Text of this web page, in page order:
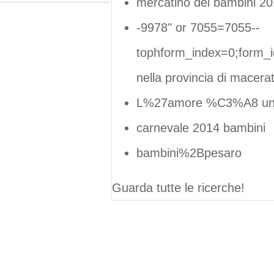
-9978" or 7055=7055--
nella provincia di
L%27amore %C3%A8
carnevale 2014 bambini
bambini%2Bpesaro
Guarda tutte le ricerche!